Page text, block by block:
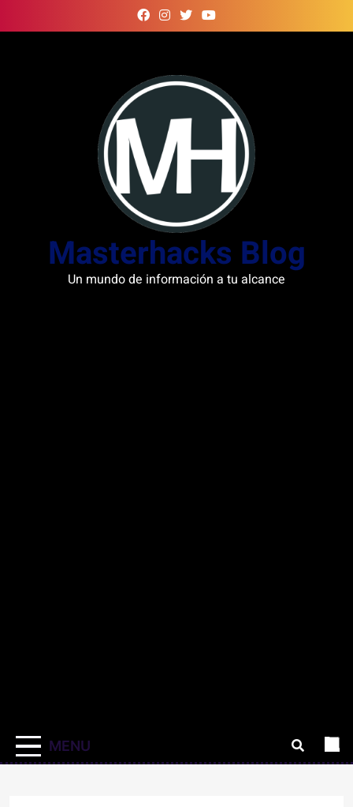
to
Masterhacks Blog
Un mundo de información a tu alcance
MENU